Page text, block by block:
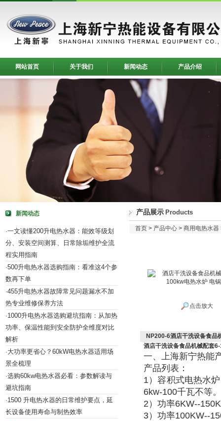
网站首页 关于我们 新闻动态 产品介绍
新闻动态
·一文读懂200升电热水器：能效等级划
分、安装空间测算、日常除垢维护全流
程实用指南
·500升电热水器选购指南：看准这4个参
数再下单
·455升电热水器故障常见问题漏水不加
热专业维修保养方法
·1000升电热水器选购避坑指南：从加热
功率、保温性能到安全防护全维度对比
解析
·大功率更省心？60kW电热水器适用场
景全梳理
·选购60kw电热水器必看：参数解读与
避坑指南
·1500 升电热水器的日常维护要点，延
长设备使用寿命与制热效率
产品展示 Products
首页 > 产品中心 > 商用电热水器
点击放大
NP200-6酒店干洗设备食品
酒店干洗设备食品机械配套
一、上海新宁热能
产品列表：
1）容积式电热水
6kw-100千瓦不等
2）功率6KW--
3）功率100KW--